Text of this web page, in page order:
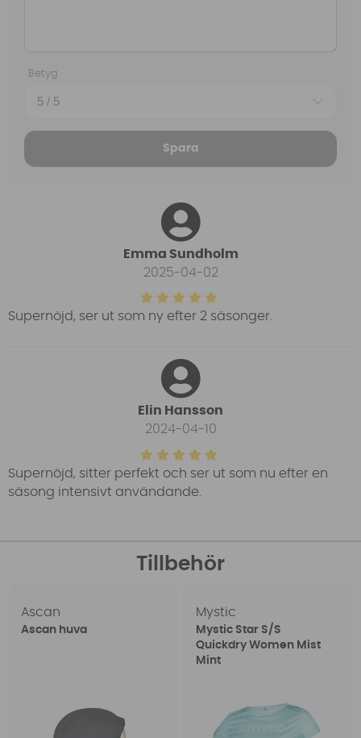
Betyg
Spara
Emma Sundholm
2025-04-02
Supernöjd, ser ut som ny efter 2 säsonger.
Elin Hansson
2024-04-10
Supernöjd, sitter perfekt och ser ut som nu efter en
säsong intensivt användande.
Tillbehör
Ascan
Ascan huva
Mystic
Mystic Star S/S
Quickdry Women Mist
Mint